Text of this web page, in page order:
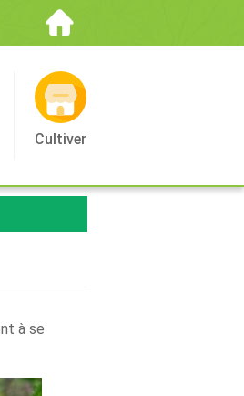
Cultiver
à se